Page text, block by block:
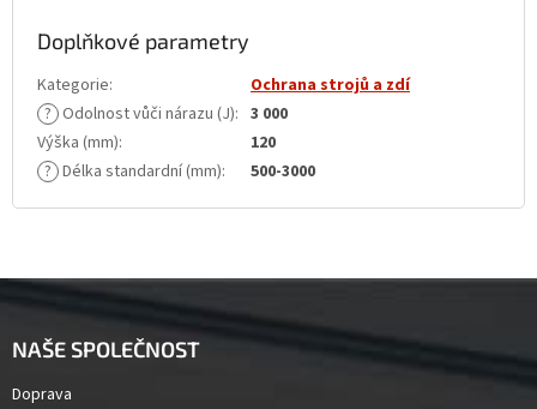
Doplňkové parametry
Kategorie:
Ochrana strojů a zdí
? Odolnost vůči nárazu (J): 3 000
Výška (mm):
120
? Délka standardní (mm): 500-3000
Z
NAŠE SPOLEČNOST
Doprava